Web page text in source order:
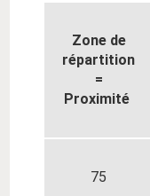
Zone de
répartition
=
Proximité
75